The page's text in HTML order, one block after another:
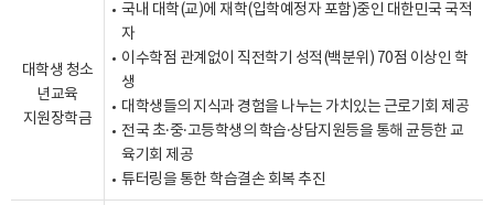
대학생 청소
년교육
지원장학금
국내 대학(교)에 재학(입학예정자 포함)중인 대한민국 국적
자
이수학점 관계없이 직전학기 성적(백분위) 70점 이상인 학
생
대학생들의 지식과 경험을 나누는 가치있는 근로기회 제공
전국 초·중·고등학생의 학습·상담지원등을 통해 균등한 교
육기회 제공
튜터링을 통한 학습결손 회복 추진